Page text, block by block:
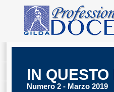
IN
Numero 2 - Marzo 2019